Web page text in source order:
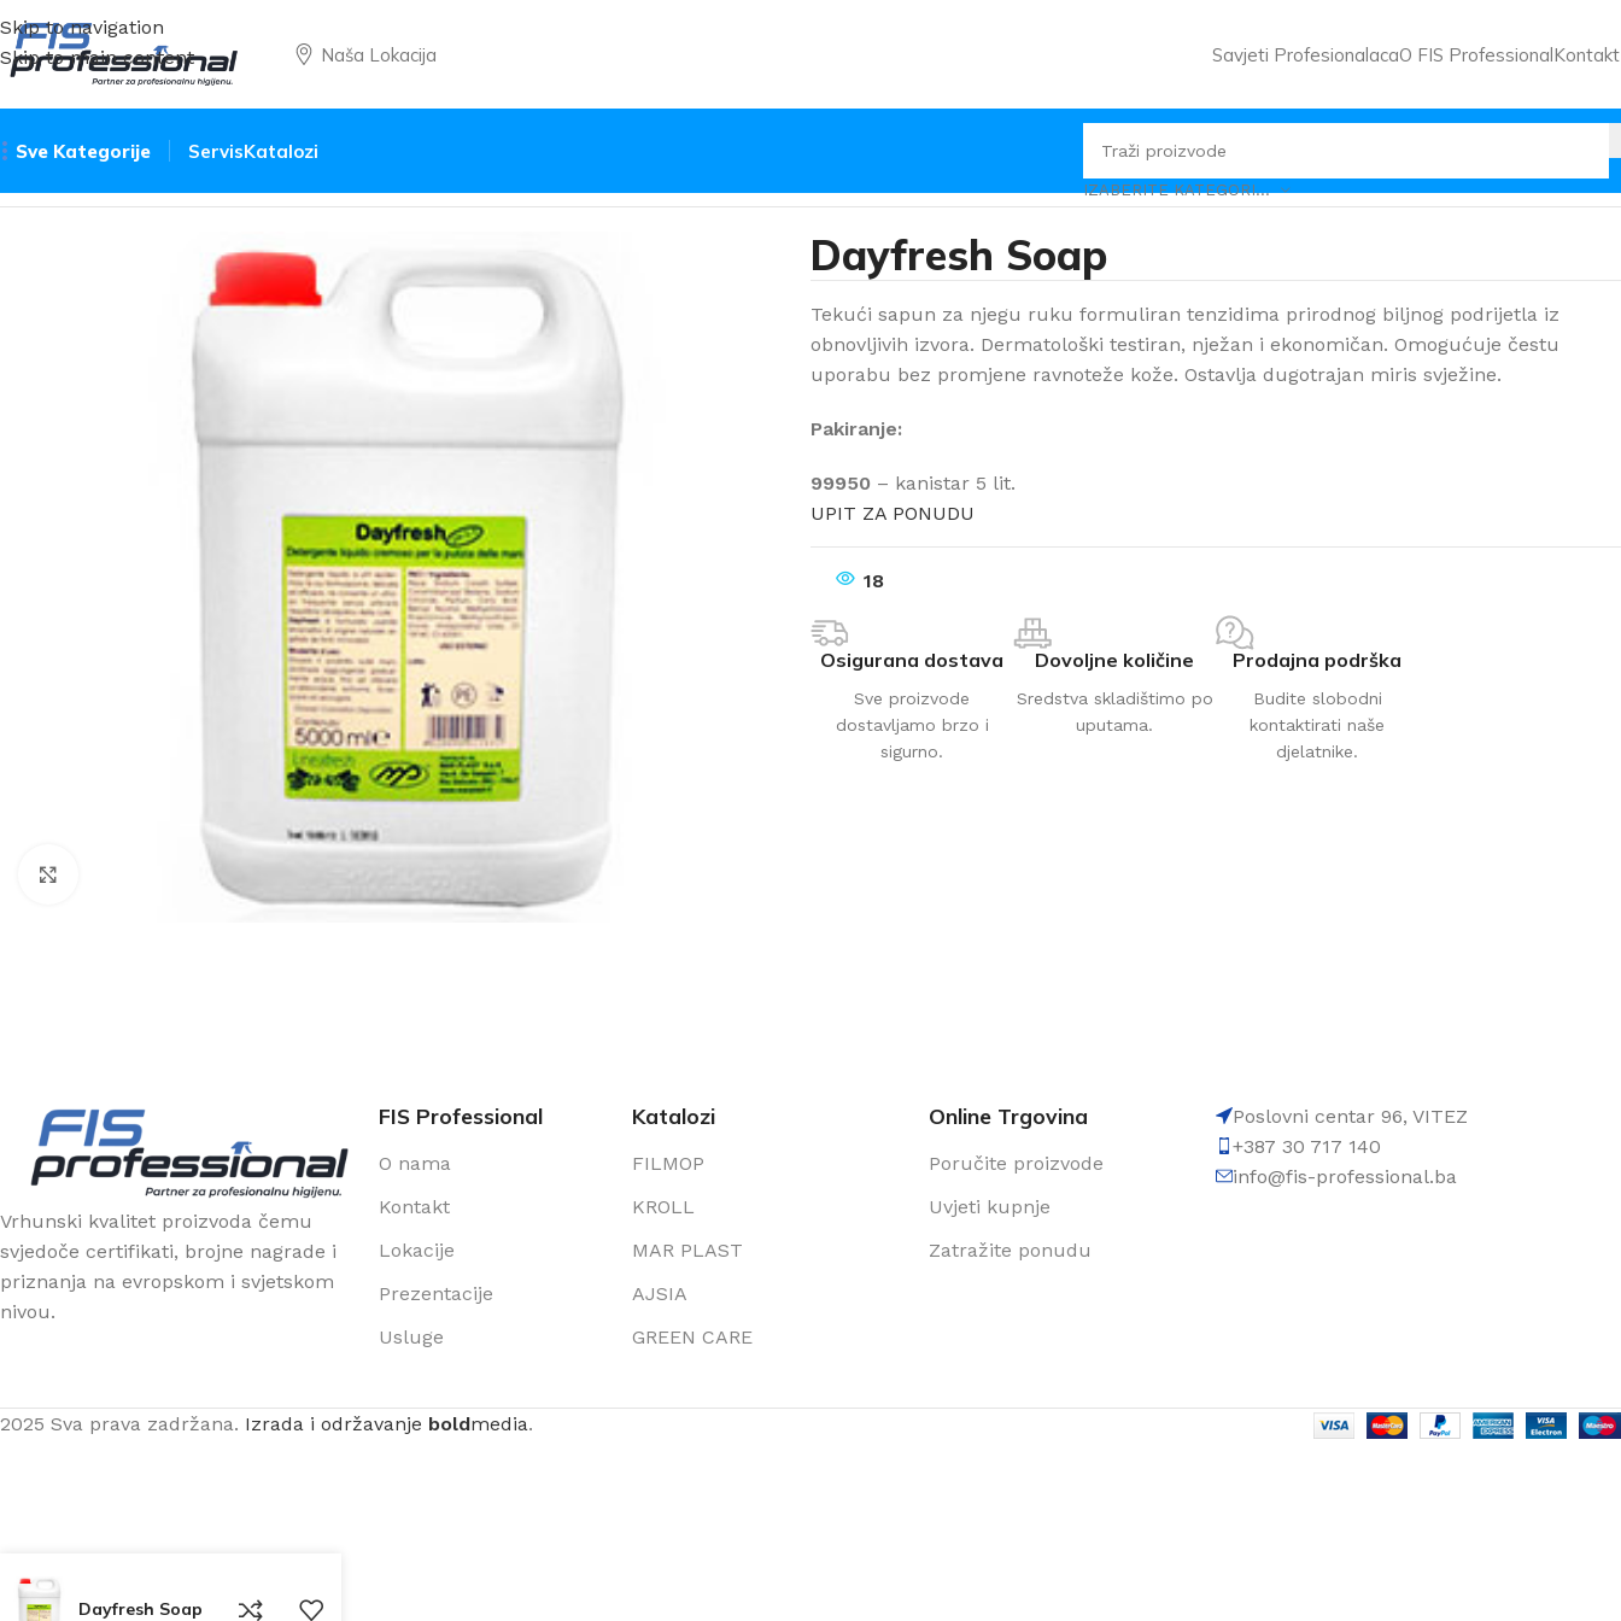
Skip to navigation
Skip to main content
Naša Lokacija Savjeti ProfesionalacaO FIS ProfessionalKontakt
Sve Kategorije ServisKatalozi
IZABERITE KATEGORIJU
Klikni za uvećanje
Dayfresh Soap
Tekući sapun za njegu ruku formuliran tenzidima prirodnog biljnog podrijetla iz
obnovljivih izvora. Dermatološki testiran, nježan i ekonomičan. Omogućuje čestu
uporabu bez promjene ravnoteže kože. Ostavlja dugotrajan miris svježine.
Pakiranje:
99950 – kanistar 5 lit.
UPIT ZA PONUDU
18
Osigurana dostava
Sve proizvode
dostavljamo brzo i
sigurno.
Dovoljne količine
Sredstva skladištimo po
uputama.
Prodajna podrška
Budite slobodni
kontaktirati naše
djelatnike.
Vrhunski kvalitet proizvoda čemu
svjedoče certifikati, brojne nagrade i
priznanja na evropskom i svjetskom
nivou.
FIS Professional
O nama
Kontakt
Lokacije
Prezentacije
Usluge
Katalozi
FILMOP
KROLL
MAR PLAST
AJSIA
GREEN CARE
Online Trgovina
Poručite proizvode
Uvjeti kupnje
Zatražite ponudu
Poslovni centar 96, VITEZ
+387 30 717 140
info@fis-professional.ba
2025 Sva prava zadržana. Izrada i održavanje boldmedia.
Dayfresh Soap